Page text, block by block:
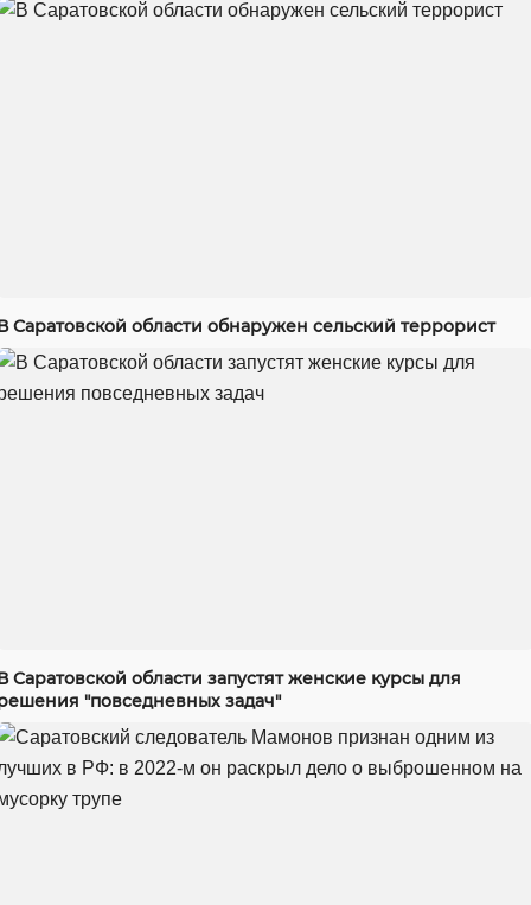
Саратовской области обнаружен сельский террорист
Саратовской области запустят женские курсы для
"повседневных задач"